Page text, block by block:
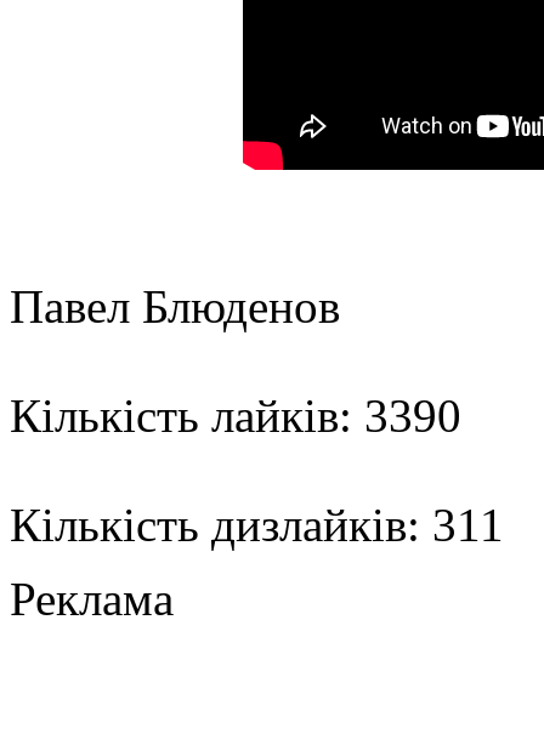
Павел Блюденов
Кількість лайків: 3390
Кількість дизлайків: 311
Реклама